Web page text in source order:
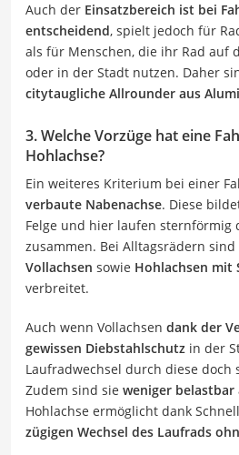
Auch der Einsatzbereich ist bei
entscheidend, spielt jedoch für
als für Menschen, die ihr Rad auf
oder in der Stadt nutzen. Daher
citytaugliche Allrounder aus
3. Welche Vorzüge hat eine
Hohlachse?
Ein weiteres Kriterium bei einer
verbaute Nabenachse. Diese
Felge und hier laufen sternförmig
zusammen. Bei Alltagsrädern sind
Vollachsen sowie Hohlachsen mit
verbreitet.
Auch wenn Vollachsen dank der
gewissen Diebstahlschutz in der
Laufradwechsel durch diese doch
Zudem sind sie weniger belastbar
Hohlachse ermöglicht dank
zügigen Wechsel des Laufrads